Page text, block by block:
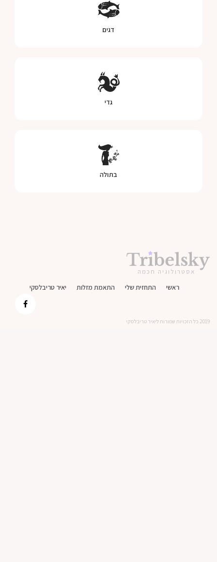
דגים
גדי
בתולה
אסטרולוגיה חכמה
ראשי התחזית שלי התאמת מזלות יאיר טריבלסקי
2019 כל הזכויות שמורות ליאיר טריבלסקי